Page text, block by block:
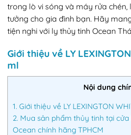
trong lò vi sóng và máy rửa chén,
tưởng cho gia đình bạn. Hãy
tiện nghi với ly thủy tinh Ocean
Giới thiệu về LY
ml
Nội dung
1. Giới thiệu về LY LEXINGTON
2. Mua sản phẩm thủy tinh tại
Ocean chính hãng TPHCM